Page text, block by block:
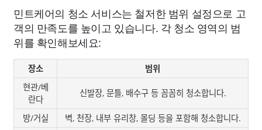
민트케어의 청소 서비스는 철저한 범위 설정으로 고
객의 만족도를 높이고 있습니다. 각 청소 영역의 범
위를 확인해보세요:
장소
범위
현관/베
란다
신발장, 문틀, 배수구 등 꼼꼼히 청소합니다.
방/거실 벽, 천장, 내부 유리창, 몰딩 등을 포함해 청소합니다.